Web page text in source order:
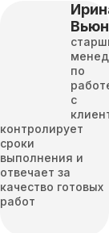
по
с
контролирует
сроки
выполнения и
отвечает за
качество готовых
работ